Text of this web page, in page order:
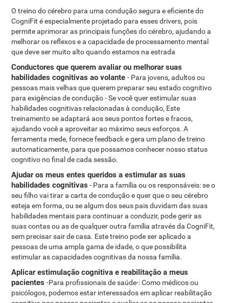
O treino do cérebro para uma condução segura e eficiente do
CogniFit é especialmente projetado para esses drivers, pois
permite aprimorar as principais funções do cérebro, ajudando a
melhorar os reflexos e a capacidade de processamento mental
que deve ser muito alto quando estamos na estrada
Conductores que querem avaliar ou melhorar suas
habilidades cognitivas ao volante- Para jovens, adultos ou
pessoas mais velhas que querem preparar seu estado cognitivo
para exigências de condução - Se você quer estimular suas
habilidades cognitivas relacionadas à condução, Este
treinamento se adaptará aos seus pontos fortes e fracos,
ajudando você a aproveitar ao máximo seus esforços. A
ferramenta mede, fornece feedback e gera um plano de treino
automaticamente, para que possamos conhecer nosso status
cognitivo no final de cada sessão.
Ajudar os meus entes queridos a estimular as suas
habilidades cognitivas - Para a família ou os responsáveis: se o
seu filho vai tirar a carta de condução e quer que o seu cérebro
esteja em forma, ou se algum dos seus pais duvidam das suas
habilidades mentais para continuar a conduzir, pode gerir as
suas contas ou as de qualquer outra família através da CogniFit,
sem precisar sair de casa. Este treino pode ser aplicado a
pessoas de uma ampla gama de idade, o que possibilita
estimular as capacidades cognitivas da nossa família.
Aplicar estimulação cognitiva e reabilitação a meus
pacientes-Para profissionais de saúde-: Como médicos ou
psicólogos, podemos estar interessados ​​em aplicar reabilitação